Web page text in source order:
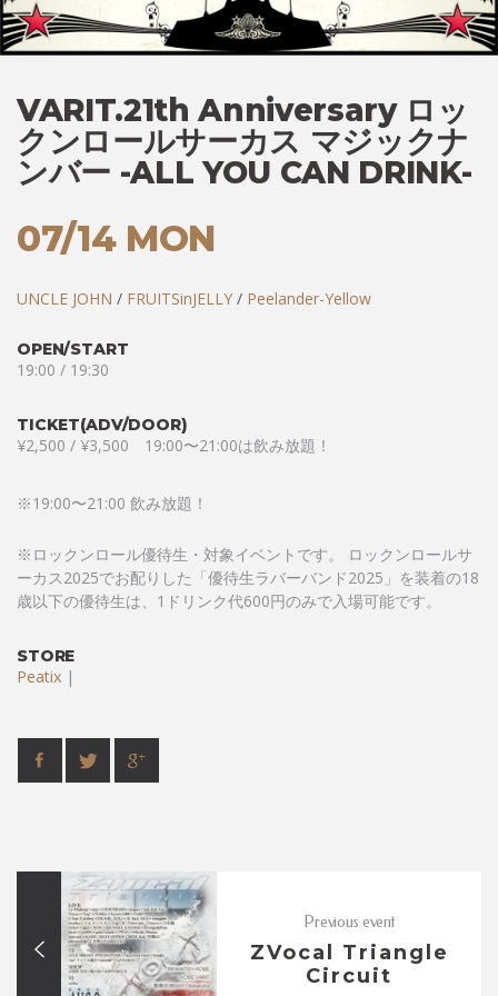
VARIT.21th Anniversary ロッ
クンロールサーカス マジックナ
ンバー -ALL YOU CAN DRINK-
07/14 MON
UNCLE JOHN / FRUITSinJELLY / Peelander-Yellow
OPEN/START
19:00 / 19:30
TICKET(ADV/DOOR)
¥2,500 / ¥3,500 19:00〜21:00は飲み放題！
※19:00〜21:00 飲み放題！
※ロックンロール優待生・対象イベントです。 ロックンロールサ
ーカス2025でお配りした「優待生ラバーバンド2025」を装着の18
歳以下の優待生は、1ドリンク代600円のみで入場可能です。
STORE
Peatix |
Previous event
ZVocal Triangle
Circuit